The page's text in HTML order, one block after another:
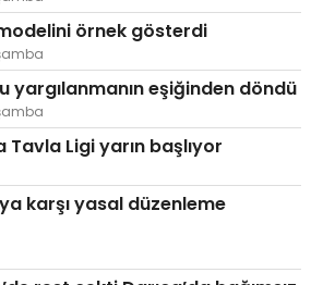
örnek gösterdi
yargılanmanın eşiğinden döndü
Ligi yarın başlıyor
karşı yasal düzenleme